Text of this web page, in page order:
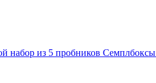
набор из 5 пробников Семплбоксы